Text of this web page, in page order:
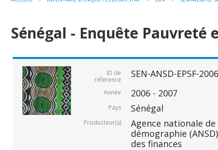
Sénégal - Enquête
ID de
référence
SEN-ANSD-EPSF-
Année 2006 - 2007
Pays Sénégal
Producteur(s)
Agence nationale
démographie
des finances